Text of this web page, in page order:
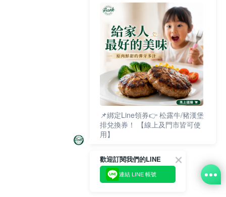
📌綁定Line領券👉 松露牛/豬漢堡
排兌換券！ 【線上及門市皆可使
用】
歡迎訂閱我們的LINE
連結 LINE 帳號